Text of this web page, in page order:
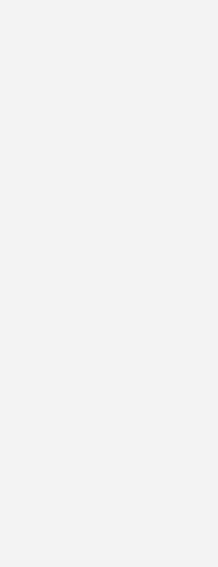
hierfür und wie
befragt, wie sie die
Bauwesen beurteilen.
der Aufgaben
diese